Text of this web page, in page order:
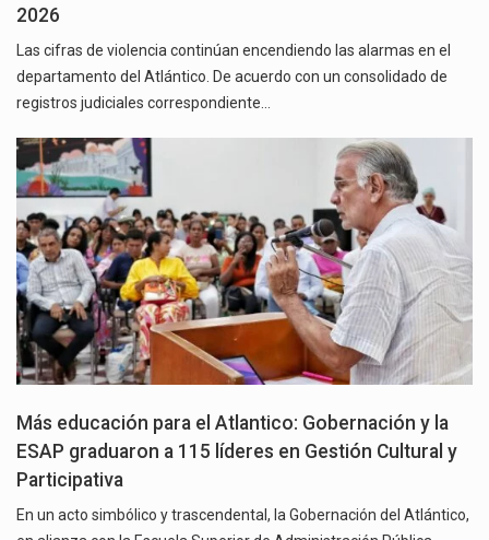
2026
Las cifras de violencia continúan encendiendo las alarmas en el
departamento del Atlántico. De acuerdo con un consolidado de
registros judiciales correspondiente…
Más educación para el Atlantico: Gobernación y la
ESAP graduaron a 115 líderes en Gestión Cultural y
Participativa
En un acto simbólico y trascendental, la Gobernación del Atlántico,